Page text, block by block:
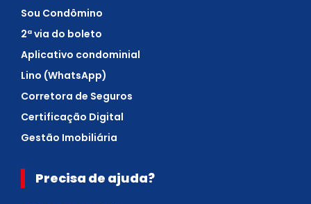
Sou Condômino
2ª via do boleto
Aplicativo condominial
Lino (WhatsApp)
Corretora de Seguros
Certificação Digital
Gestão Imobiliária
Precisa de ajuda?